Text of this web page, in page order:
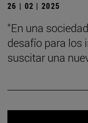
26 | 02 | 2025
“En una
desafío para los
suscitar una